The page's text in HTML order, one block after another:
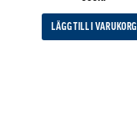
LÄGG TILL I VARUKORG